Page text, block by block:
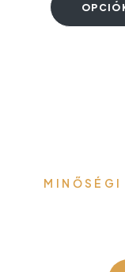
MINŐSÉGI